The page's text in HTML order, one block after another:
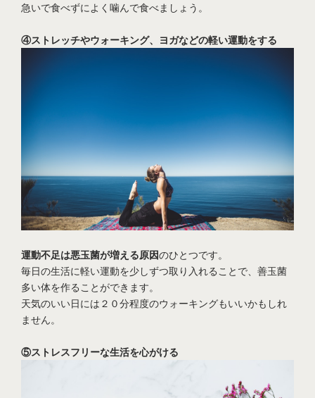
急いで食べずによく噛んで食べましょう。
④ストレッチやウォーキング、ヨガなどの軽い運動をする
運動不足は悪玉菌が増える原因のひとつです。
毎日の生活に軽い運動を少しずつ取り入れることで、善玉菌
多い体を作ることができます。
天気のいい日には２０分程度のウォーキングもいいかもしれ
ません。
⑤ストレスフリーな生活を心がける